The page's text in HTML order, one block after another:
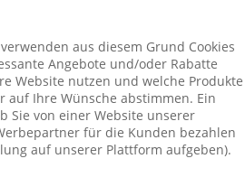
aus diesem Grund Cookies
Angebote und/oder Rabatte
Website nutzen und welche Produkte
auf Ihre Wünsche abstimmen. Ein
Sie von einer Website unserer
für die Kunden bezahlen
auf unserer Plattform aufgeben).